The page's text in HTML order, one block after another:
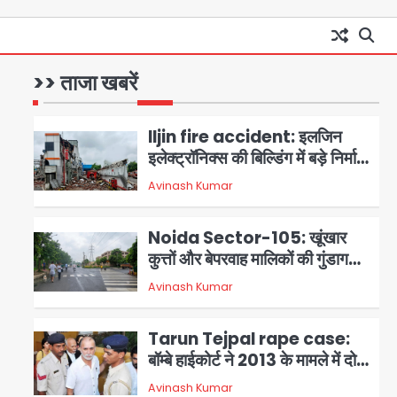
>> ताजा खबरें
मंत्री पहुंचे अस्पताल
1
accident: तेज रफ्तार कार की
मौत, परिवारों में मातम
2
Iljin fire accident: इलजिन
इलेक्ट्रॉनिक्स की बिल्डिंग में बड़े निर्माण
दोष, कंक्रीट बीम तिरछा; पीडब्ल्यूडी
ऑडिट में चौंकाने वाला खुलासा
Avinash Kumar
3
Noida Sector-105: खूंखार
कुत्तों और बेपरवाह मालिकों की गुंडागर्दी
पर आरडब्ल्यूए अध्यक्ष दिव्य कृष्णात्रेय
का करारा हमला, पुलिस-प्राधिकरण से
Avinash Kumar
Tarun Tejpal rape case:
बॉम्बे हाईकोर्ट ने 2013 के मामले में दोषी
करार दिया, 10 साल की सजा सुनाई
Avinash Kumar